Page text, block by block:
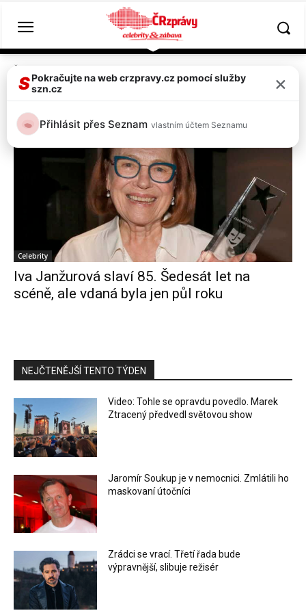
Štítky
Tag:Iva Janžurová
Celebrity
Iva Janžurová slaví 85. Šedesát let na
scéně, ale vdaná byla jen půl roku
NEJČTENĚJŠÍ TENTO TÝDEN
Video: Tohle se opravdu povedlo. Marek
Ztracený předvedl světovou show
Jaromír Soukup je v nemocnici. Zmlátili ho
maskovaní útočníci
Zrádci se vrací. Třetí řada bude
výpravnější, slibuje režisér
SPokračujte na web crzpravy.cz pomocí služby
szn.cz
×
Přihlásit přes Seznam vlastním účtem Seznamu